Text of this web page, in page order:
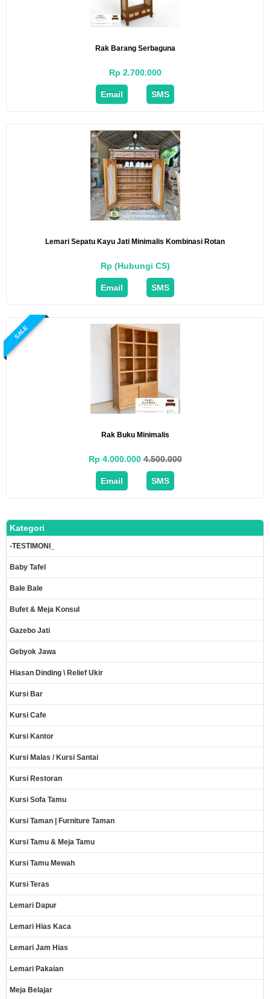
Rak Barang Serbaguna
Rp 2.700.000
Email SMS
Lemari Sepatu Kayu Jati Minimalis Kombinasi Rotan
Rp (Hubungi CS)
Email SMS
SALE
Rak Buku Minimalis
Rp 4.000.0004.500.000
Email SMS
Kategori
-TESTIMONI_
Baby Tafel
Bale Bale
Bufet & Meja Konsul
Gazebo Jati
Gebyok Jawa
Hiasan Dinding \ Relief Ukir
Kursi Bar
Kursi Cafe
Kursi Kantor
Kursi Malas / Kursi Santai
Kursi Restoran
Kursi Sofa Tamu
Kursi Taman | Furniture Taman
Kursi Tamu & Meja Tamu
Kursi Tamu Mewah
Kursi Teras
Lemari Dapur
Lemari Hias Kaca
Lemari Jam Hias
Lemari Pakaian
Meja Belajar